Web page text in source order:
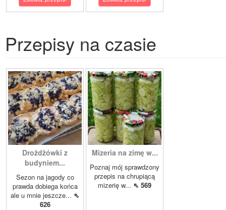
Przepisy na czasie
Drożdżówki z
budyniem...
Sezon na jagody co
prawda dobiega końca
ale u mnie jeszcze... ⇖
626
Mizeria na zimę w...
Poznaj mój sprawdzony
przepis na chrupiącą
mizerię w... ⇖ 569